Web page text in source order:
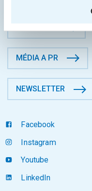
MÉDIA A PR
NEWSLETTER
Facebook
Instagram
Youtube
LinkedIn